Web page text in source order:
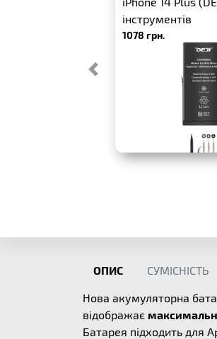
інструментів
1078 грн.
ОПИС СУМІСНІСТЬ
Нова акумуляторна
відображає
Батарея підходить для